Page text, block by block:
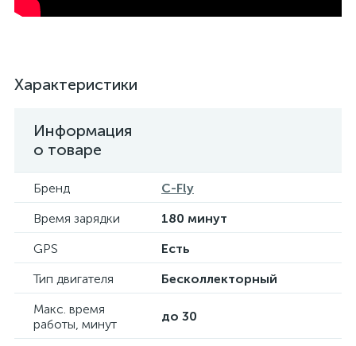
Характеристики
Информация
о товаре
Бренд
C-Fly
Время зарядки
180 минут
GPS
Есть
Тип двигателя
Бесколлекторный
Макс. время
работы, минут
до 30